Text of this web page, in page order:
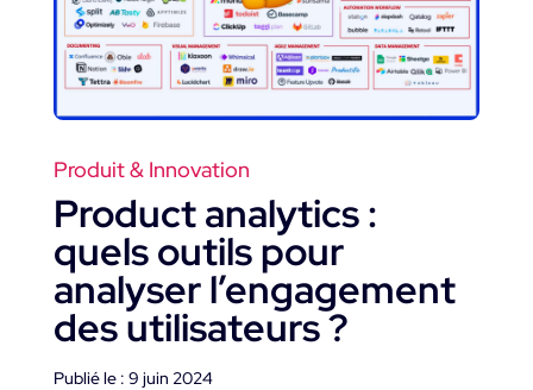
Produit & Innovation
Product analytics :
quels outils pour
analyser l’engagement
des utilisateurs ?
Publié le : 9 juin 2024